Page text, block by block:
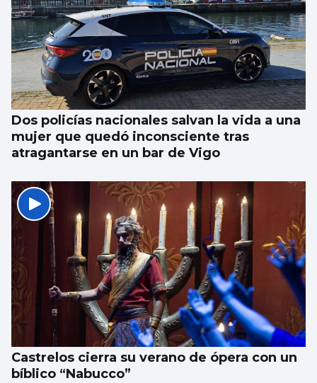
Dos policías nacionales salvan la vida a una
mujer que quedó inconsciente tras
atragantarse en un bar de Vigo
Castrelos cierra su verano de ópera con un
bíblico “Nabucco”